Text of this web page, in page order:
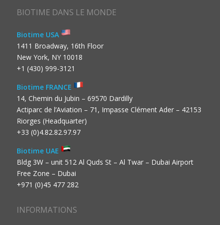
BIOTIME DANS LE MONDE
Biotime USA
1411 Broadway, 16th Floor
New York, NY 10018
+1 (430) 999-3121
Biotime FRANCE
14, Chemin du Jubin – 69570 Dardilly
Actiparc de l’Aviation – 71, Impasse Clément Ader – 42153
Riorges (Headquarter)
+33 (0)4.82.82.97.97
Biotime UAE
Bldg 3W – unit 512 Al Quds St – Al Twar – Dubai Airport
Free Zone – Dubai
+971 (0)45 477 282
INFORMATIONS